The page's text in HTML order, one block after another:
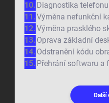
Diagnostika telefonu
Výměna nefunkční
Výměna prasklého
Oprava základní
Odstranění kódu
Přehrání softwaru a
Další